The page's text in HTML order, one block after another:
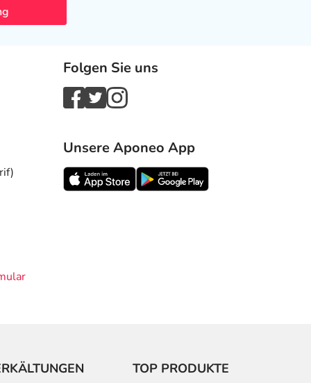
Folgen Sie uns
Unsere Aponeo App
TOP PRODUKTE